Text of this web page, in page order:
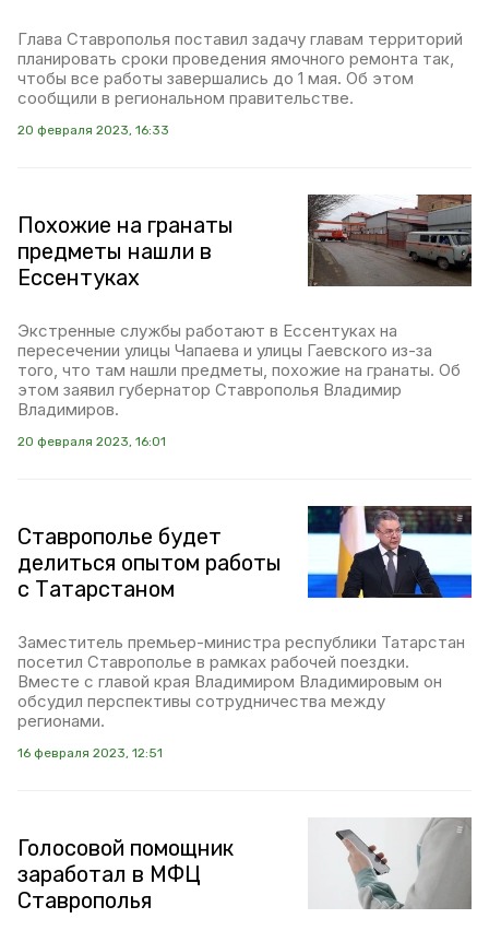
Глава Ставрополья поставил задачу главам территорий
планировать сроки проведения ямочного ремонта так,
чтобы все работы завершались до 1 мая. Об этом
сообщили в региональном правительстве.
20 февраля 2023, 16:33
Похожие на гранаты
предметы нашли в
Ессентуках
Экстренные службы работают в Ессентуках на
пересечении улицы Чапаева и улицы Гаевского из-за
того, что там нашли предметы, похожие на гранаты. Об
этом заявил губернатор Ставрополья Владимир
Владимиров.
20 февраля 2023, 16:01
Ставрополье будет
делиться опытом работы
с Татарстаном
Заместитель премьер-министра республики Татарстан
посетил Ставрополье в рамках рабочей поездки.
Вместе с главой края Владимиром Владимировым он
обсудил перспективы сотрудничества между
регионами.
16 февраля 2023, 12:51
Голосовой помощник
заработал в МФЦ
Ставрополья